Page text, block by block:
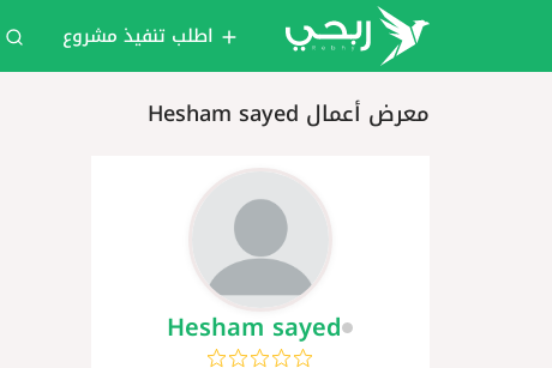
اطلب تنفيذ مشروع
معرض أعمال Hesham sayed
Hesham sayed